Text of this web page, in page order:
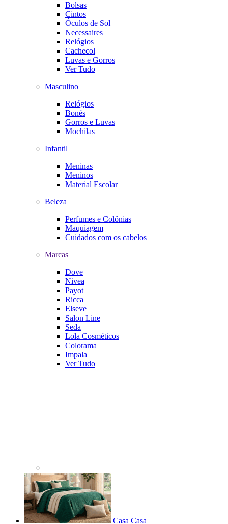
Bolsas
Cintos
Óculos de Sol
Necessaires
Relógios
Cachecol
Luvas e Gorros
Ver Tudo
Masculino
Relógios
Bonés
Gorros e Luvas
Mochilas
Infantil
Meninas
Meninos
Material Escolar
Beleza
Perfumes e Colônias
Maquiagem
Cuidados com os cabelos
Marcas
Dove
Nivea
Payot
Ricca
Elseve
Salon Line
Seda
Lola Cosméticos
Colorama
Impala
Ver Tudo
Casa Casa